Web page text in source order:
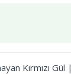
Kırmızı Gül |